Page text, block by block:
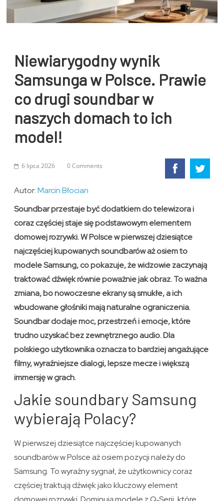
Niewiarygodny wynik
Samsunga w Polsce. Prawie
co drugi soundbar w
naszych domach to ich
model!
6 lipca 2026 0 Comments
Autor:Marcin Błocian
Soundbar przestaje być dodatkiem do telewizora i
coraz częściej staje się podstawowym elementem
domowej rozrywki. W Polsce w pierwszej dziesiątce
najczęściej kupowanych soundbarów aż osiem to
modele Samsung, co pokazuje, że widzowie zaczynają
traktować dźwięk równie poważnie jak obraz. To ważna
zmiana, bo nowoczesne ekrany są smukłe, a ich
wbudowane głośniki mają naturalne ograniczenia.
Soundbar dodaje moc, przestrzeń i emocje, które
trudno uzyskać bez zewnętrznego audio. Dla
polskiego użytkownika oznacza to bardziej angażujące
filmy, wyraźniejsze dialogi, lepsze mecze i większą
immersję w grach.
Jakie soundbary Samsung
wybierają Polacy?
W pierwszej dziesiątce najczęściej kupowanych
soundbarów w Polsce aż osiem pozycji należy do
Samsung. To wyraźny sygnał, że użytkownicy coraz
częściej traktują dźwięk jako kluczowy element